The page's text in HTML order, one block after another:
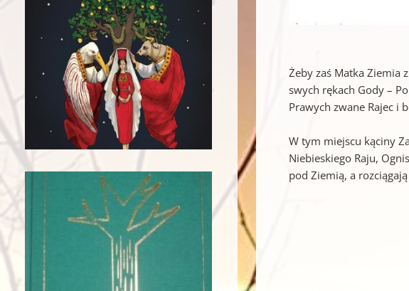
Żeby zaś Matka Ziemia
swych rękach Gody –
Prawych zwane Rajec i
W tym miejscu kąciny
Niebieskiego Raju,
pod Ziemią, a